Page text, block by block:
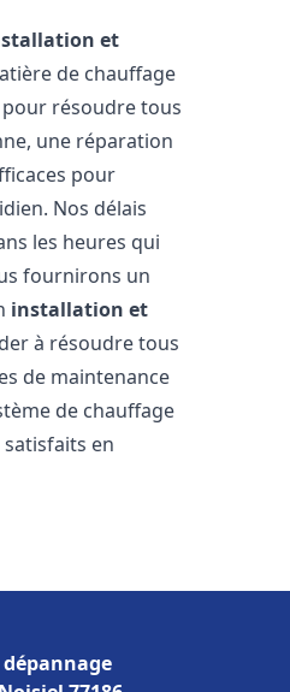
et
de chauffage
résoudre tous
une réparation
pour
Nos délais
les heures qui
fournirons un
installation et
à résoudre tous
de maintenance
de chauffage
en